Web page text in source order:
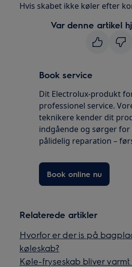
Hvis skabet ikke køler efter
Var denne artikel
Book service
Dit Electrolux-produkt
professionel service.
teknikere kender dit
indgående og sørger
pålidelig reparation –
Book online nu
Relaterede artikler
Hvorfor er der is på
køleskab?
Køle-fryseskab bliver